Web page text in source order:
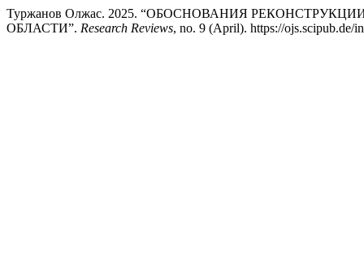
Туржанов Олжас. 2025. “ОБОСНОВАНИЯ
ОБЛАСТИ”. Research Reviews, no. 9 (April). https://ojs.scipub.de/